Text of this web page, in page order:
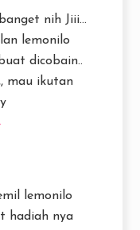
nih Jiii...
lemonilo
dicobain..
mau ikutan
lemonilo
hadiah nya